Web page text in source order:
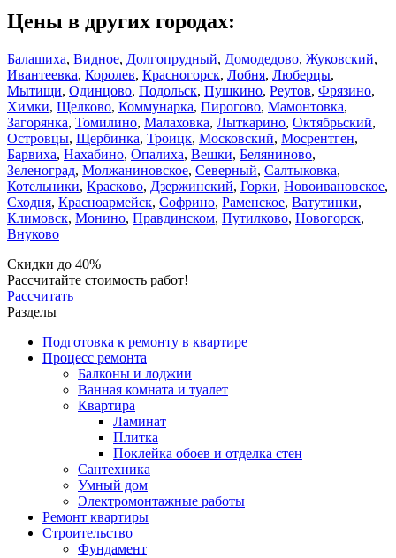
Цены в других городах:
Балашиха, Видное, Долгопрудный, Домодедово, Жуковский,
Ивантеевка, Королев, Красногорск, Лобня, Люберцы,
Мытищи, Одинцово, Подольск, Пушкино, Реутов, Фрязино,
Химки, Щелково, Коммунарка, Пирогово, Мамонтовка,
Загорянка, Томилино, Малаховка, Лыткарино, Октябрьский,
Островцы, Щербинка, Троицк, Московский, Мосрентген,
Барвиха, Нахабино, Опалиха, Вешки, Беляниново,
Зеленоград, Молжаниновское, Северный, Салтыковка,
Котельники, Красково, Дзержинский, Горки, Новоивановское,
Сходня, Красноармейск, Софрино, Раменское, Ватутинки,
Климовск, Монино, Правдинском, Путилково, Новогорск,
Внуково
Скидки до 40%
Рассчитайте стоимость работ!
Рассчитать
Разделы
Подготовка к ремонту в квартире
Процесс ремонта
Балконы и лоджии
Ванная комната и туалет
Квартира
Ламинат
Плитка
Поклейка обоев и отделка стен
Сантехника
Умный дом
Электромонтажные работы
Ремонт квартиры
Строительство
Фундамент